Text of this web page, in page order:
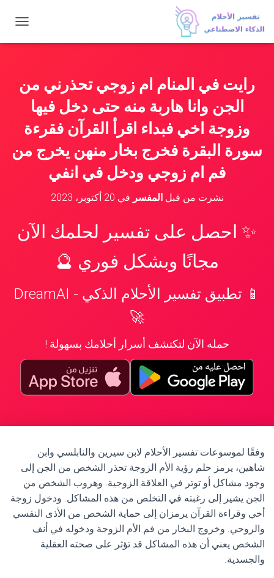
ب
ا
رايت في المنام ام زوجي تحذرني من
الجن وانا هاربة منه حتى دخل فيها
وزوجة اخي فبداء اقرأ القرآن فقرءة
سورة البقرة فخرج بخار منهن يخرج من
فم ام زوجي ودخل في انفي
نشرت من قبلالمفسر في 20 أكتوبر، 2023
✨ احصل على تفسير لحلمك الآن
مجانًا وبشكل فوري 🔮
📱 تطبيق تفسير الأحلام الذكي - DreamAI
🚀
حمله الآن لتكتشف أسرار أحلامك بسهولة !
وفقًا لموسوعات تفسير الأحلام لابن سيرين والنابلسي وابن
شاهين، يرمز حلم رؤية الأم الزوجة تحذر الشخص من الجن إلى
وجود مشاكل أو توتر في العلاقة الزوجية. وهروب الشخص من
الجن يشير إلى رغبته في التخلص من هذه المشاكل. ودخول زوجة
أخي وقراءة القرآن يرمزان إلى حماية الشخص من الأذى النفسي
والروحي. وخروج البخار من فم الأم الزوجة ودخوله في أنف
الشخص يعني أن هذه المشاكل قد تؤثر على صحته العقلية
والجسدية.